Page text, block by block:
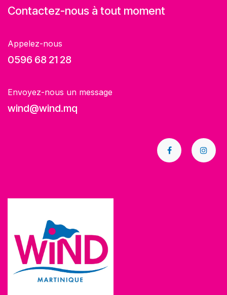
Contactez-nous à tout moment
Appelez-nous
0596 68 21 28
Envoyez-nous un message
wind@wind.mq